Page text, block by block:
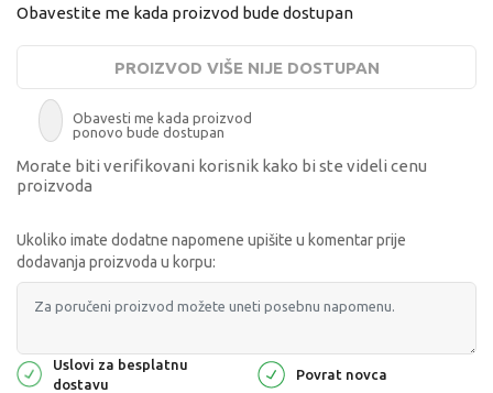
Obavestite me kada proizvod bude dostupan
PROIZVOD VIŠE NIJE DOSTUPAN
Obavesti me kada proizvod
ponovo bude dostupan
Morate biti verifikovani korisnik kako bi ste videli cenu
proizvoda
Ukoliko imate dodatne napomene upišite u komentar prije
dodavanja proizvoda u korpu:
Uslovi za besplatnu
dostavu
Povrat novca